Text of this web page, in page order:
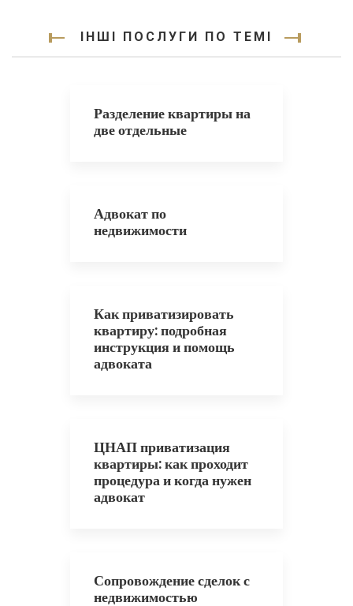
ІНШІ ПОСЛУГИ ПО ТЕМІ
Разделение квартиры на
две отдельные
Адвокат по
недвижимости
Как приватизировать
квартиру: подробная
инструкция и помощь
адвоката
ЦНАП приватизация
квартиры: как проходит
процедура и когда нужен
адвокат
Сопровождение сделок с
недвижимостью